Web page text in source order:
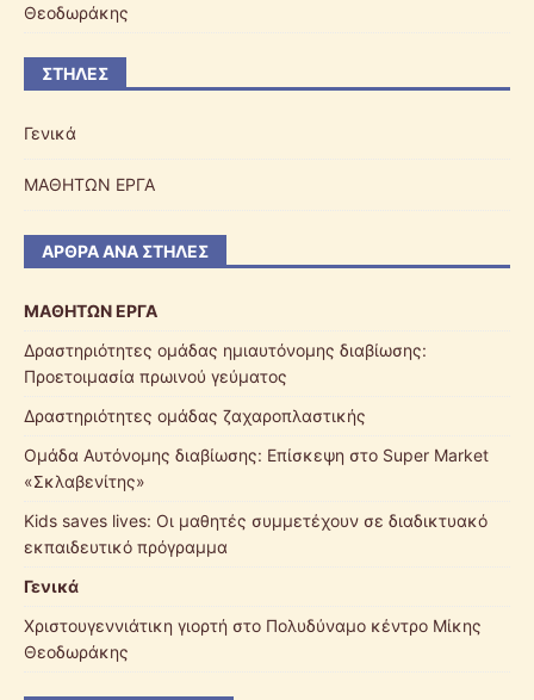
Θεοδωράκης
ΣΤΉΛΕΣ
Γενικά
ΜΑΘΗΤΩΝ ΕΡΓΑ
ΆΡΘΡΑ ΑΝΆ ΣΤΉΛΕΣ
ΜΑΘΗΤΩΝ ΕΡΓΑ
Δραστηριότητες ομάδας ημιαυτόνομης διαβίωσης:
Προετοιμασία πρωινού γεύματος
Δραστηριότητες ομάδας ζαχαροπλαστικής
Ομάδα Αυτόνομης διαβίωσης: Επίσκεψη στο Super Market
«Σκλαβενίτης»
Kids saves lives: Οι μαθητές συμμετέχουν σε διαδικτυακό
εκπαιδευτικό πρόγραμμα
Γενικά
Χριστουγεννιάτικη γιορτή στο Πολυδύναμο κέντρο Μίκης
Θεοδωράκης